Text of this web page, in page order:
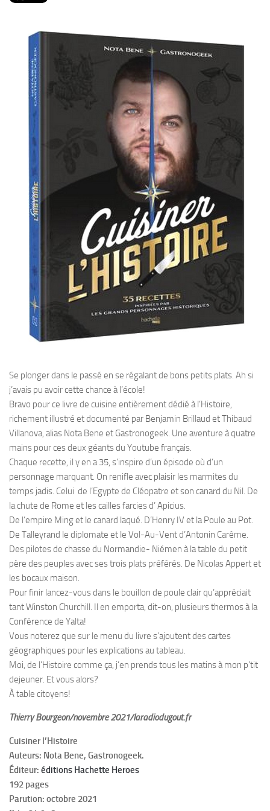
PRODUITS
Entrées
Plats
Desserts
Sauces
Se plonger dans le passé en se régalant de bons petits plats. Ah si
j’avais pu avoir cette chance à l’école!
Bravo pour ce livre de cuisine entièrement dédié à l’Histoire,
richement illustré et documenté par Benjamin Brillaud et Thibaud
Villanova, alias Nota Bene et Gastronogeek. Une aventure à quatre
mains pour ces deux géants du Youtube français.
Chaque recette, il y en a 35, s’inspire d’un épisode où d’un
personnage marquant. On renifle avec plaisir les marmites du
temps jadis. Celui de l’Egypte de Cléopatre et son canard du Nil. De
la chute de Rome et les cailles farcies d’ Apicius.
De l’empire Ming et le canard laqué. D’Henry IV et la Poule au Pot.
De Talleyrand le diplomate et le Vol-Au-Vent d’Antonin Carême.
Des pilotes de chasse du Normandie- Niémen à la table du petit
père des peuples avec ses trois plats préférés. De Nicolas Appert et
les bocaux maison.
Pour finir lancez-vous dans le bouillon de poule clair qu’appréciait
tant Winston Churchill. Il en emporta, dit-on, plusieurs thermos à la
Conférence de Yalta!
Vous noterez que sur le menu du livre s’ajoutent des cartes
géographiques pour les explications au tableau.
Moi, de l’Histoire comme ça, j’en prends tous les matins à mon p’tit
dejeuner. Et vous alors?
À table citoyens!
Thierry Bourgeon/novembre 2021/laradiodugout.fr
Cuisiner l’Histoire
Auteurs: Nota Bene, Gastronogeek.
Éditeur: éditions Hachette Heroes
192 pages
Parution: octobre 2021